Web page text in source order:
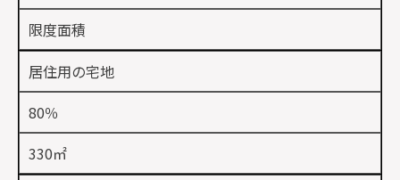
限度面積
居住用の宅地
80％
330㎡